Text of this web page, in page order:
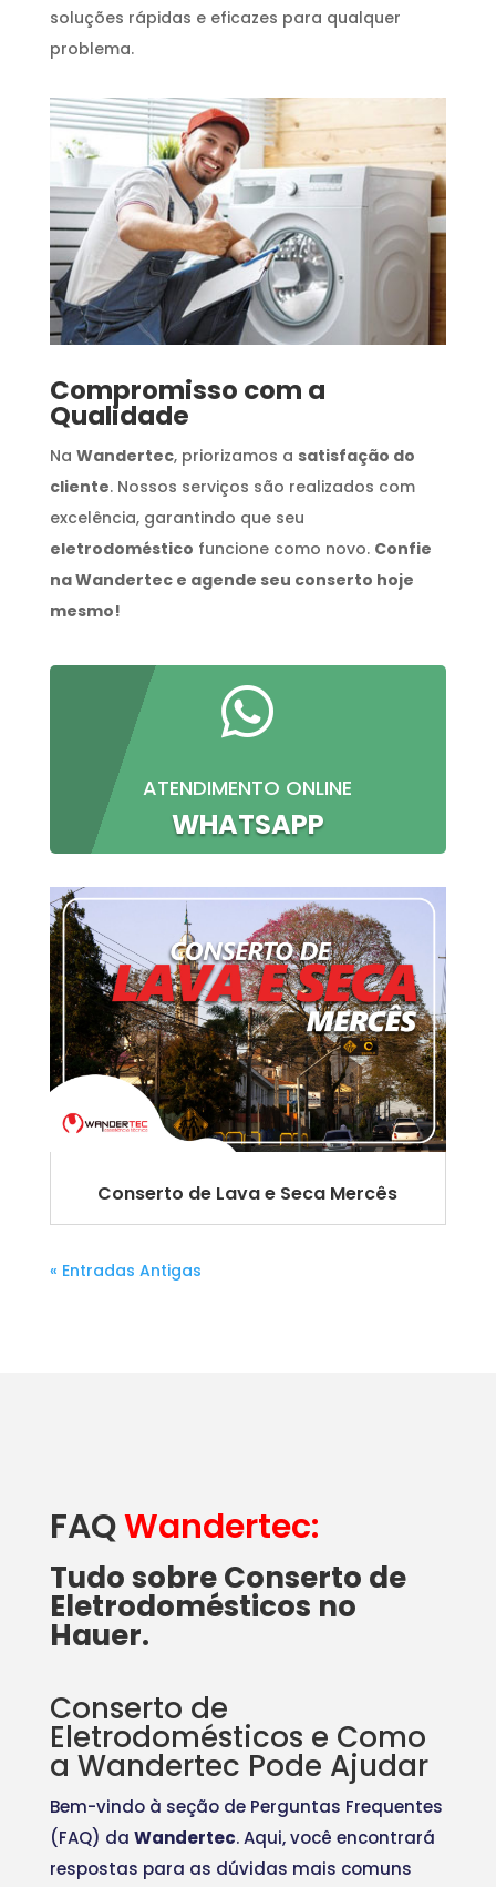
soluções rápidas e eficazes para qualquer
problema.
Compromisso com a
Qualidade
Na Wandertec, priorizamos a satisfação do
cliente. Nossos serviços são realizados com
excelência, garantindo que seu
eletrodoméstico funcione como novo. Confie
na Wandertec e agende seu conserto hoje
mesmo!

ATENDIMENTO ONLINE
WHATSAPP
Conserto de Lava e Seca Mercês
« Entradas Antigas
FAQWandertec:
Tudo sobre Conserto de
Eletrodomésticos no
Hauer.
Conserto de
Eletrodomésticos e Como
a Wandertec Pode Ajudar
Bem-vindo à seção de Perguntas Frequentes
(FAQ) da Wandertec. Aqui, você encontrará
respostas para as dúvidas mais comuns